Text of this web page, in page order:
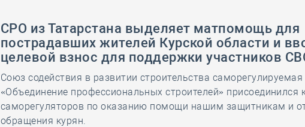
СРО из Татарстана выделяет матпомощь для
пострадавших жителей Курской области и
целевой взнос для поддержки участников
Союз содействия в развитии строительства
«Объединение профессиональных строителей» присоединился
саморегуляторов по оказанию помощи нашим защитникам и
обращения курян.